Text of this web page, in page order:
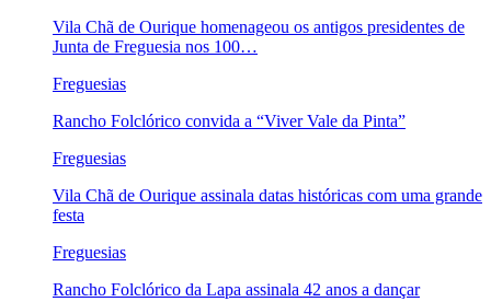
Vila Chã de Ourique homenageou os antigos presidentes de
Junta de Freguesia nos 100…
Freguesias
Rancho Folclórico convida a “Viver Vale da Pinta”
Freguesias
Vila Chã de Ourique assinala datas históricas com uma grande
festa
Freguesias
Rancho Folclórico da Lapa assinala 42 anos a dançar